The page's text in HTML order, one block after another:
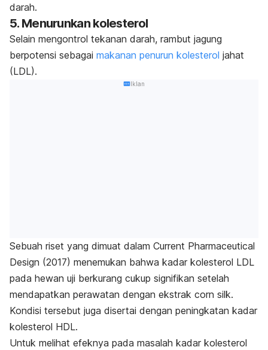
darah.
5. Menurunkan kolesterol
Selain mengontrol tekanan darah, rambut jagung
berpotensi sebagai makanan penurun kolesterol jahat
(LDL).
Iklan
Sebuah riset yang dimuat dalam Current Pharmaceutical
Design (2017) menemukan bahwa kadar kolesterol LDL
pada hewan uji berkurang cukup signifikan setelah
mendapatkan perawatan dengan ekstrak corn silk.
Kondisi tersebut juga disertai dengan peningkatan kadar
kolesterol HDL.
Untuk melihat efeknya pada masalah kadar kolesterol